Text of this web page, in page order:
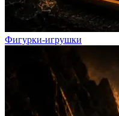
Фигурки-игрушки